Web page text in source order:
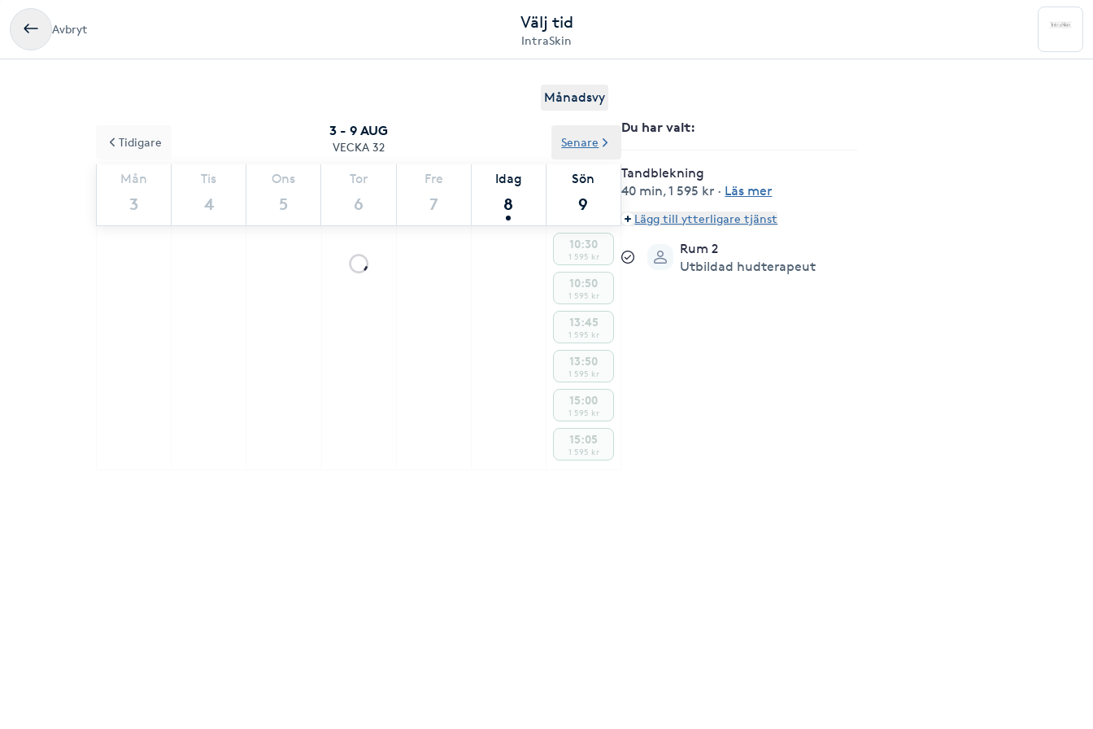
Avbryt Välj tid
IntraSkin
Månadsvy
3 - 9 AUG
VECKA 32
Mån
3
Tis
4
Ons
5
Tor
6
Fre
7
Idag
8
Sön
9
Tidigare Senare
10:30
1 595 kr
10:50
1 595 kr
13:45
1 595 kr
13:50
1 595 kr
15:00
1 595 kr
15:05
1 595 kr
Du har valt:
Tandblekning
40 min,1 595 kr · Läs mer
Lägg till ytterligare tjänst
Rum 2
Utbildad hudterapeut